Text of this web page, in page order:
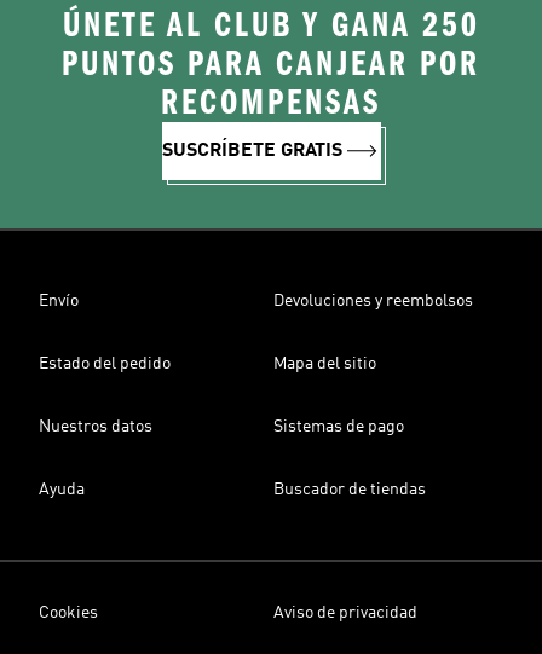
ÚNETE AL CLUB Y GANA 250
PUNTOS PARA CANJEAR POR
RECOMPENSAS
SUSCRÍBETE GRATIS
Envío Devoluciones y reembolsos
Estado del pedido Mapa del sitio
Nuestros datos Sistemas de pago
Ayuda Buscador de tiendas
Cookies Aviso de privacidad